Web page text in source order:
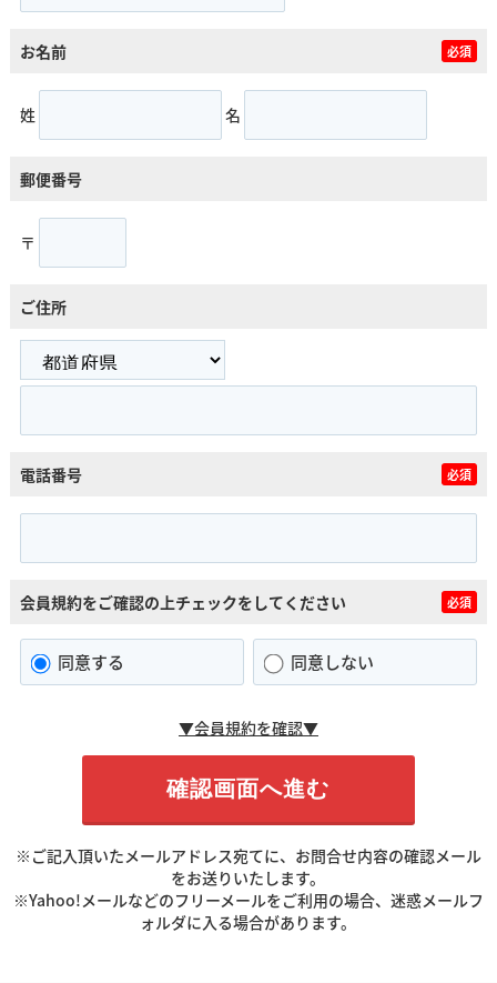
お名前 必須
姓 名
郵便番号
〒
ご住所
電話番号 必須
会員規約をご確認の上チェックをしてください 必須
同意する 同意しない
▼会員規約を確認▼
※ご記入頂いたメールアドレス宛てに、お問合せ内容の確認メール
をお送りいたします。
※Yahoo!メールなどのフリーメールをご利用の場合、迷惑メールフ
ォルダに入る場合があります。